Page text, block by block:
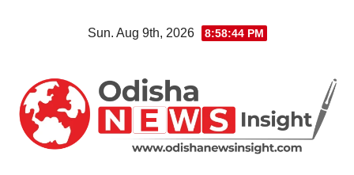
Sun. Aug 9th, 2026 8:58:45 PM